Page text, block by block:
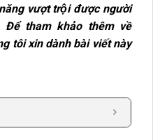
vượt trội được người
Để tham khảo thêm về
tôi xin dành bài viết này